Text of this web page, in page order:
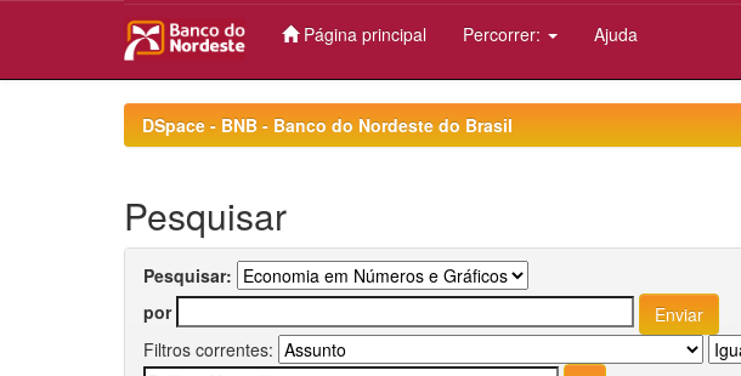
Página principal Percorrer: Ajuda
DSpace - BNB - Banco do Nordeste do Brasil
Pesquisar
Pesquisar:
por
Filtros correntes: